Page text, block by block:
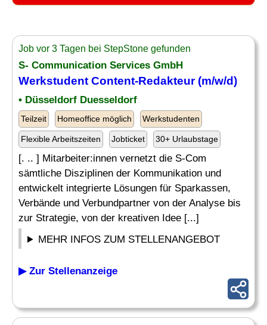
Job vor 3 Tagen bei StepStone gefunden
S- Communication Services GmbH
Werkstudent Content-Redakteur (m/w/d)
• Düsseldorf Duesseldorf
Teilzeit Homeoffice möglich Werkstudenten
Flexible Arbeitszeiten Jobticket 30+ Urlaubstage
[. .. ] Mitarbeiter:innen vernetzt die S-Com
sämtliche Disziplinen der Kommunikation und
entwickelt integrierte Lösungen für Sparkassen,
Verbände und Verbundpartner von der Analyse bis
zur Strategie, von der kreativen Idee [...]
MEHR INFOS ZUM STELLENANGEBOT
▶ Zur Stellenanzeige